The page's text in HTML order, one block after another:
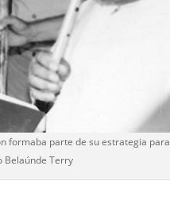
formaba parte de su estrategia para
Belaúnde Terry